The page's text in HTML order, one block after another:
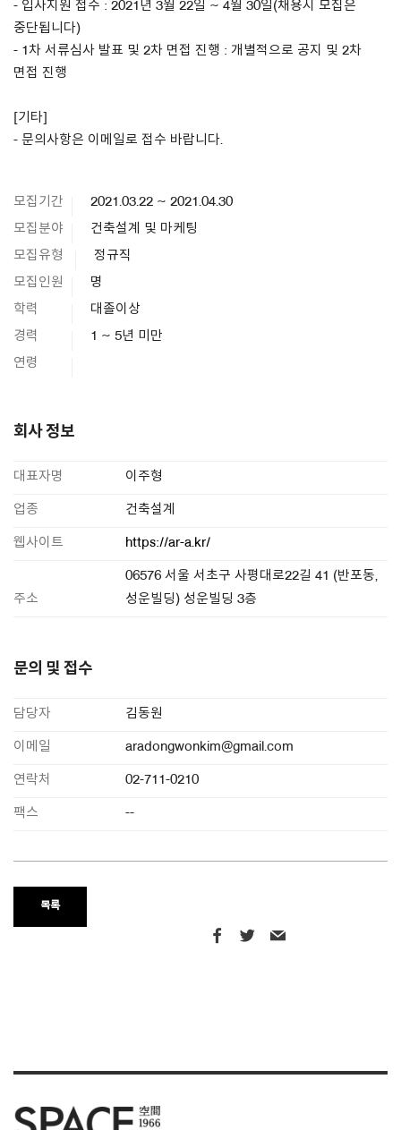
- 입사지원 접수 : 2021년 3월 22일 ~ 4월 30일(채용시 모집은
중단됩니다)
- 1차 서류심사 발표 및 2차 면접 진행 : 개별적으로 공지 및 2차
면접 진행
[기타]
- 문의사항은 이메일로 접수 바랍니다.
모집기간 2021.03.22 ~ 2021.04.30
모집분야 건축설계 및 마케팅
모집유형 정규직
모집인원 명
학력 대졸이상
경력 1 ~ 5년 미만
연령
회사 정보
대표자명 이주형
업종 건축설계
웹사이트 https://ar-a.kr/
주소
06576 서울 서초구 사평대로22길 41 (반포동,
성운빌딩) 성운빌딩 3층
문의 및 접수
담당자 김동원
이메일 aradongwonkim@gmail.com
연락처 02-711-0210
팩스 --
목록